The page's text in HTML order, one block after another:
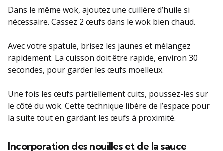
Dans le même wok, ajoutez une cuillère d’huile si
nécessaire. Cassez 2 œufs dans le wok bien chaud.
Avec votre spatule, brisez les jaunes et mélangez
rapidement. La cuisson doit être rapide, environ 30
secondes, pour garder les œufs moelleux.
Une fois les œufs partiellement cuits, poussez-les sur
le côté du wok. Cette technique libère de l’espace pour
la suite tout en gardant les œufs à proximité.
Incorporation des nouilles et de la sauce